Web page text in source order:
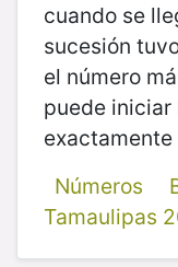
cuando se
sucesión
el número
puede iniciar
Números
Tamaulipas